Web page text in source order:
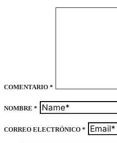
COMENTARIO *
NOMBRE *
CORREO ELECTRÓNICO *